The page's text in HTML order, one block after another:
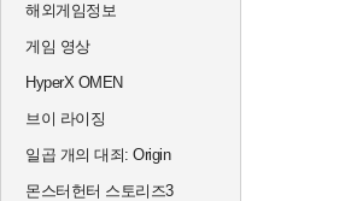
해외게임정보
게임 영상
HyperX OMEN
브이 라이징
일곱 개의 대죄: Origin
몬스터헌터 스토리즈3